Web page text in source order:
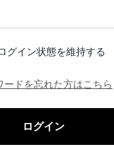
グイン状態を維持する
ードを忘れた方はこちら
ログイン